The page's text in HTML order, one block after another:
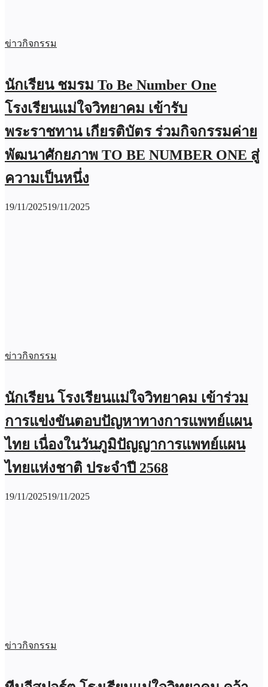
ข่าวกิจกรรม
นักเรียน ชมรม To Be Number One
โรงเรียนแม่ใจวิทยาคม เข้ารับ
พระราชทาน เกียรติบัตร ร่วมกิจกรรมค่าย
พัฒนาศักยภาพ TO BE NUMBER ONE สู่
ความเป็นหนึ่ง
19/11/202519/11/2025
ข่าวกิจกรรม
นักเรียน โรงเรียนแม่ใจวิทยาคม เข้าร่วม
การแข่งขันตอบปัญหาทางการแพทย์แผน
ไทย เนื่องในวันภูมิปัญญาการแพทย์แผน
ไทยแห่งชาติ ประจำปี 2568
19/11/202519/11/2025
ข่าวกิจกรรม